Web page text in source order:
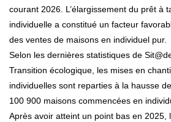
courant 2026. L’élargissement du prêt à
individuelle a constitué un facteur
des ventes de maisons en individuel pur.
Selon les dernières statistiques de
Transition écologique, les mises en
individuelles sont reparties à la hausse
100 900 maisons commencées en
Après avoir atteint un point bas en 2025,